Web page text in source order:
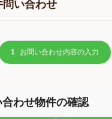
問い合わせ
1 お問い合わせ内容の入力
合わせ物件の確認